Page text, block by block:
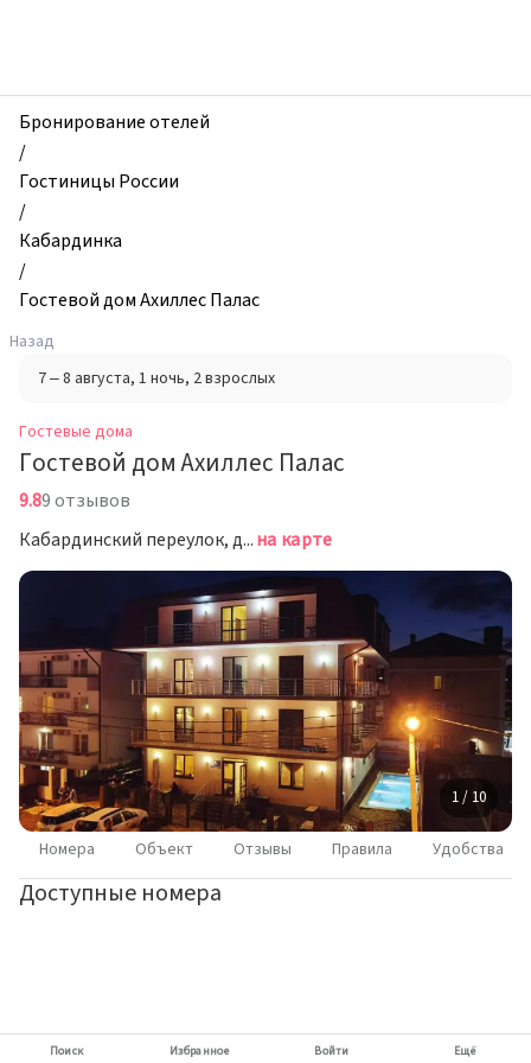
дома,
Гостевой
дом
Ахиллес
Палас,
Кабардинка,
Россия
Бронирование отелей
/
Гостиницы России
/
Кабардинка
/
Гостевой дом Ахиллес Палас
Назад
7 – 8 августа, 1 ночь, 2 взрослых
Гостевые дома
Гостевой дом Ахиллес Палас
9.89 отзывов
Кабардинский переулок, д.3, Кабардинкана карте
1 / 10
Номера Объект Отзывы Правила Удобства
Доступные номера
Поиск Избранное Войти Ещё